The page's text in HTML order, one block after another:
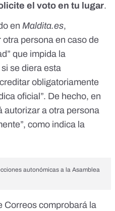
el voto en tu lugar.
en Maldita.es,
persona en caso de
que impida la
se diera esta
obligatoriamente
oficial”. De hecho, en
autorizar a otra persona
como indica la
autonómicas a la Asamblea
Correos comprobará la